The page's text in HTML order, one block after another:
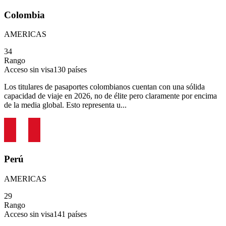
Colombia
AMERICAS
34
Rango
Acceso sin visa130 países
Los titulares de pasaportes colombianos cuentan con una sólida
capacidad de viaje en 2026, no de élite pero claramente por encima
de la media global. Esto representa u...
Perú
AMERICAS
29
Rango
Acceso sin visa141 países